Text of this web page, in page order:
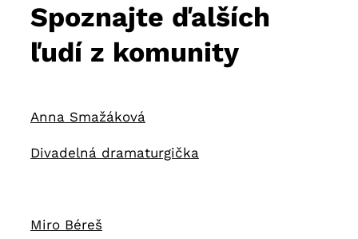
Spoznajte ďalších
ľudí z komunity
Anna Smažáková
Divadelná dramaturgička
Miro Béreš